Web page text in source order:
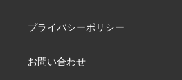
プライバシーポリシー
お問い合わせ